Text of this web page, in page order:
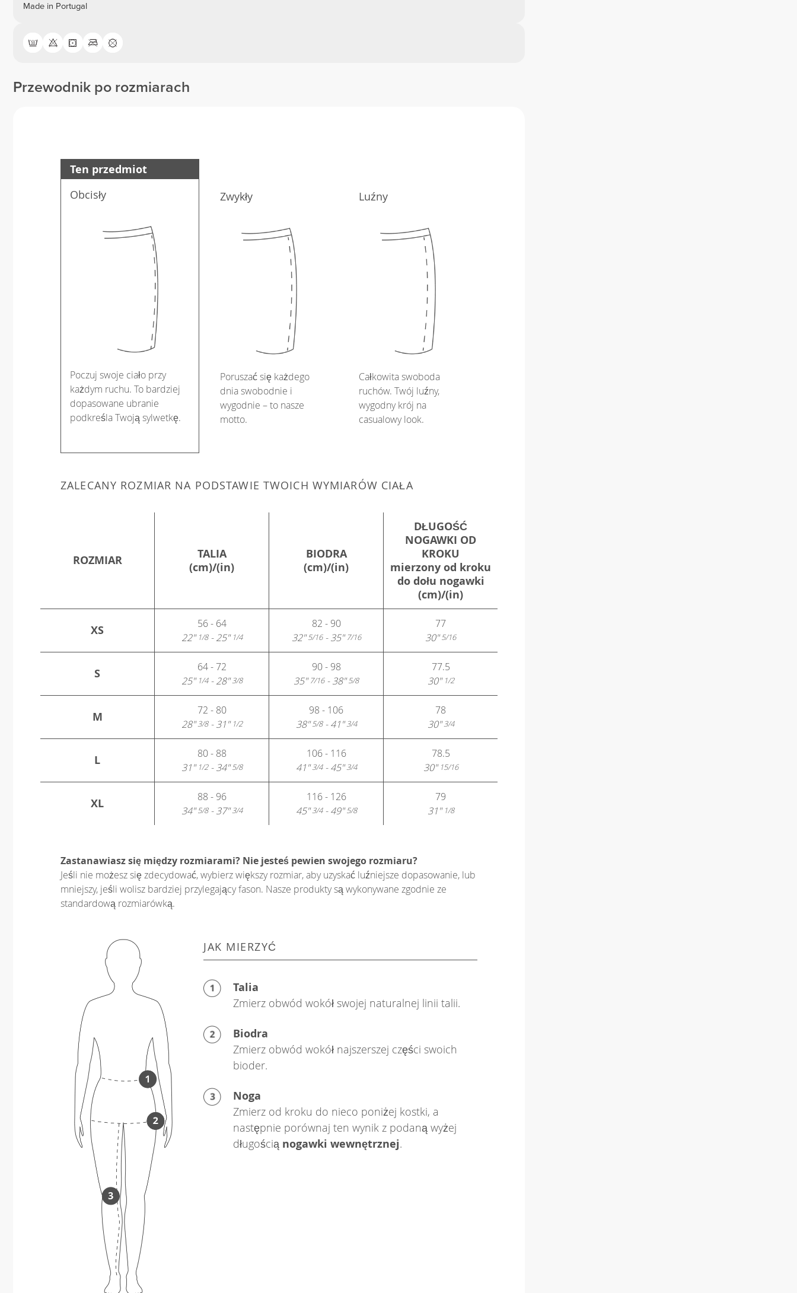
Made in Portugal
Przewodnik po rozmiarach
Ten przedmiot
Obcisły
Poczuj swoje ciało przy
każdym ruchu. To bardziej
dopasowane ubranie
podkreśla Twoją sylwetkę.
Zwykły
Poruszać się każdego
dnia swobodnie i
wygodnie – to nasze
motto.
Luźny
Całkowita swoboda
ruchów. Twój luźny,
wygodny krój na
casualowy look.
ZALECANY ROZMIAR NA PODSTAWIE TWOICH WYMIARÓW CIAŁA
ROZMIAR
TALIA
(cm)/(in)
BIODRA
(cm)/(in)
DŁUGOŚĆ
NOGAWKI OD
KROKU
mierzony od kroku
do dołu nogawki
(cm)/(in)
XS
56 - 64
22"1/8- 25"1/4
82 - 90
32"5/16- 35"7/16
77
30"5/16
S
64 - 72
25"1/4- 28"3/8
90 - 98
35"7/16- 38"5/8
77.5
30"1/2
M
72 - 80
28"3/8- 31"1/2
98 - 106
38"5/8- 41"3/4
78
30"3/4
L
80 - 88
31"1/2- 34"5/8
106 - 116
41"3/4- 45"3/4
78.5
30"15/16
XL
88 - 96
34"5/8- 37"3/4
116 - 126
45"3/4- 49"5/8
79
31"1/8
Zastanawiasz się między rozmiarami? Nie jesteś pewien swojego rozmiaru?
Jeśli nie możesz się zdecydować, wybierz większy rozmiar, aby uzyskać luźniejsze dopasowanie, lub
mniejszy, jeśli wolisz bardziej przylegający fason. Nasze produkty są wykonywane zgodnie ze
standardową rozmiarówką.
JAK MIERZYĆ
Talia
Zmierz obwód wokół swojej naturalnej linii talii.
Biodra
Zmierz obwód wokół najszerszej części swoich
bioder.
Noga
Zmierz od kroku do nieco poniżej kostki, a
następnie porównaj ten wynik z podaną wyżej
długością nogawki wewnętrznej.